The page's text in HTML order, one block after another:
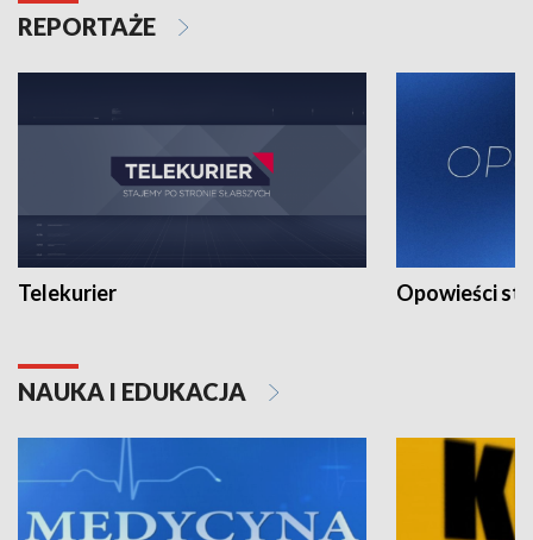
REPORTAŻE
Telekurier Opowieści
NAUKA I EDUKACJA